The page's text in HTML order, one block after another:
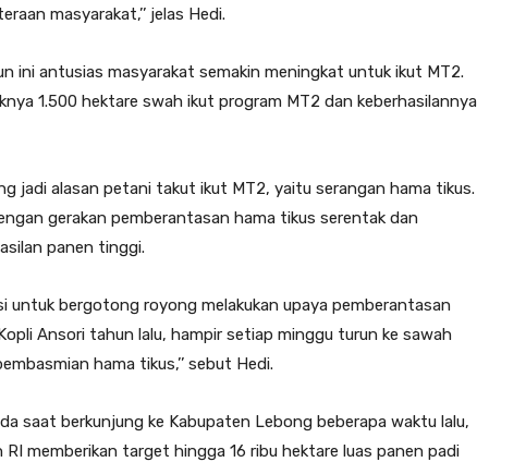
masyarakat,’’ jelas Hedi.
ini antusias masyarakat semakin meningkat untuk ikut MT2.
1.500 hektare swah ikut program MT2 dan keberhasilannya
jadi alasan petani takut ikut MT2, yaitu serangan hama tikus.
gerakan pemberantasan hama tikus serentak dan
panen tinggi.
untuk bergotong royong melakukan upaya pemberantasan
Ansori tahun lalu, hampir setiap minggu turun ke sawah
hama tikus,’’ sebut Hedi.
saat berkunjung ke Kabupaten Lebong beberapa waktu lalu,
memberikan target hingga 16 ribu hektare luas panen padi